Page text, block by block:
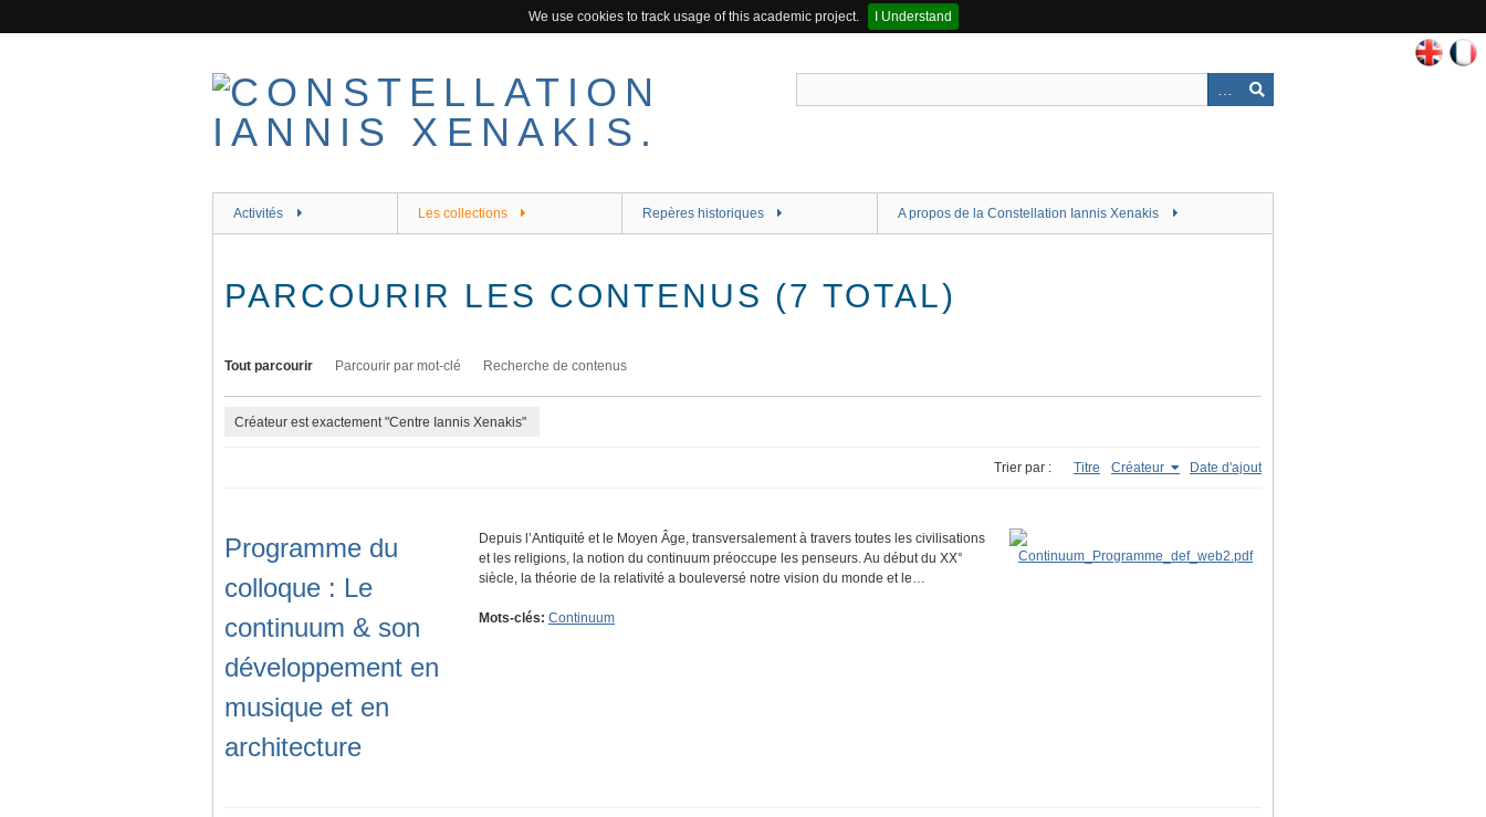
We use cookies to track usage of this academic project.
I Understand
Activités Les collections Repères historiques A propos de la Constellation Iannis Xenakis
PARCOURIR LES CONTENUS (7 TOTAL)
Tout parcourir Parcourir par mot-clé Recherche de contenus
Créateur est exactement "Centre Iannis Xenakis"
Trier par : Titre Créateur Date d'ajout
Programme du
colloque : Le
continuum & son
développement en
musique et en
architecture
Depuis l’Antiquité et le Moyen Âge, transversalement à travers toutes les civilisations
et les religions, la notion du continuum préoccupe les penseurs. Au début du XX°
siècle, la théorie de la relativité a bouleversé notre vision du monde et le…
Mots-clés: Continuum